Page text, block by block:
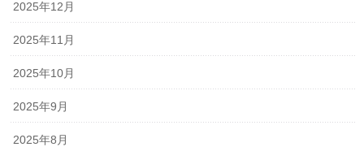
2025年12月
2025年11月
2025年10月
2025年9月
2025年8月